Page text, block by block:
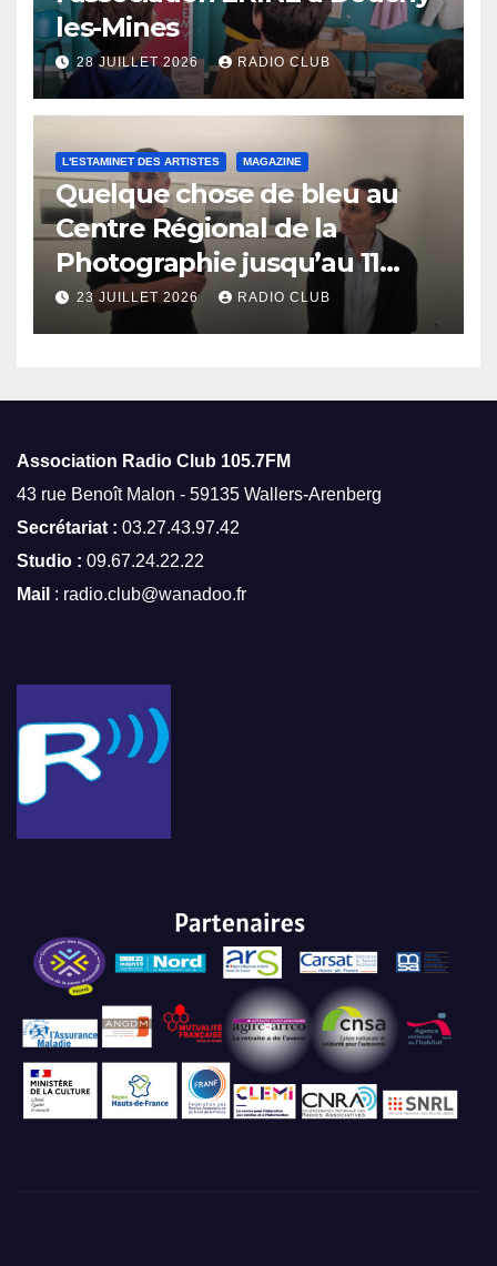
les-Mines
28 JUILLET 2026 RADIO CLUB
L'ESTAMINET DES ARTISTES MAGAZINE
Quelque chose de bleu au
Centre Régional de la
Photographie jusqu’au 11
octobre
23 JUILLET 2026 RADIO CLUB
Association Radio Club 105.7FM
43 rue Benoît Malon - 59135 Wallers-Arenberg
Secrétariat : 03.27.43.97.42
Studio : 09.67.24.22.22
Mail : radio.club@wanadoo.fr